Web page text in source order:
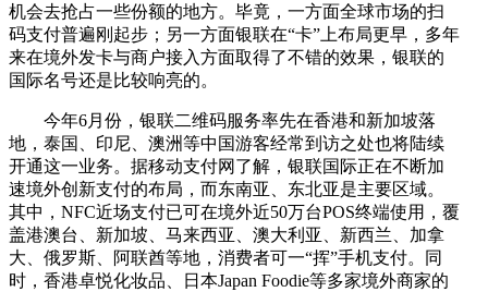
机会去抢占一些份额的地方。毕竟，一方面全球市场的扫
码支付普遍刚起步；另一方面银联在“卡”上布局更早，多年
来在境外发卡与商户接入方面取得了不错的效果，银联的
国际名号还是比较响亮的。
今年6月份，银联二维码服务率先在香港和新加坡落
地，泰国、印尼、澳洲等中国游客经常到访之处也将陆续
开通这一业务。据移动支付网了解，银联国际正在不断加
速境外创新支付的布局，而东南亚、东北亚是主要区域。
其中，NFC近场支付已可在境外近50万台POS终端使用，覆
盖港澳台、新加坡、马来西亚、澳大利亚、新西兰、加拿
大、俄罗斯、阿联酋等地，消费者可一“挥”手机支付。同
时，香港卓悦化妆品、日本Japan Foodie等多家境外商家的